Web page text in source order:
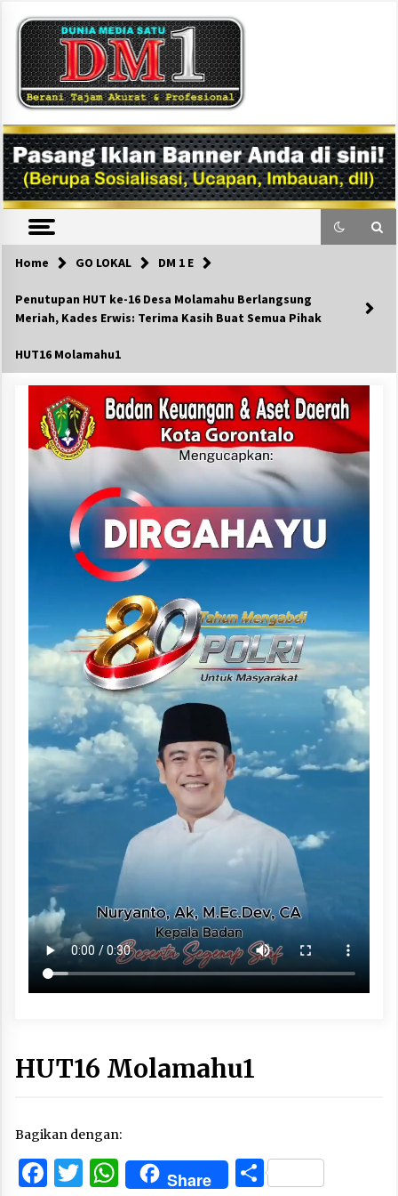
content
DM1
Home GO LOKAL DM 1 E
Penutupan HUT ke-16 Desa Molamahu Berlangsung
Meriah, Kades Erwis: Terima Kasih Buat Semua Pihak
HUT16 Molamahu1
HUT16 Molamahu1
Bagikan dengan:
Facebook
Twitter
WhatsApp
Share Share